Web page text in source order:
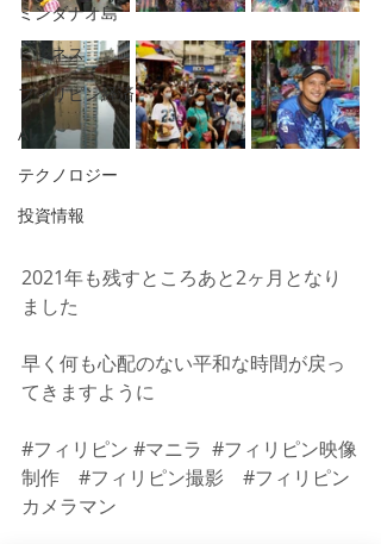
ミンダナオ島
ビジネス
フィリピン経済
AI
テクノロジー
投資情報
2021年も残すところあと2ヶ月となり
ました
早く何も心配のない平和な時間が戻っ
てきますように
#フィリピン #マニラ #フィリピン映像
制作
#フィリピン撮影
#フィリピン
カメラマン